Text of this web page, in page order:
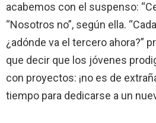
acabemos con el suspenso:
“Nosotros no”, según ella.
¿adónde va el tercero ahora?”
que decir que los jóvenes
con proyectos: ¡no es de
tiempo para dedicarse a un